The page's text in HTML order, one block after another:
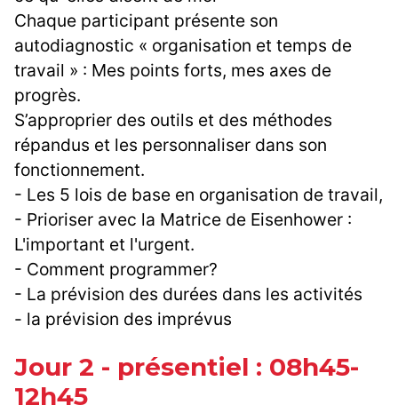
Chaque participant présente son
autodiagnostic « organisation et temps de
travail » : Mes points forts, mes axes de
progrès.
S’approprier des outils et des méthodes
répandus et les personnaliser dans son
fonctionnement.
- Les 5 lois de base en organisation de travail,
- Prioriser avec la Matrice de Eisenhower :
L'important et l'urgent.
- Comment programmer?
- La prévision des durées dans les activités
- la prévision des imprévus
Jour 2 - présentiel : 08h45-
12h45